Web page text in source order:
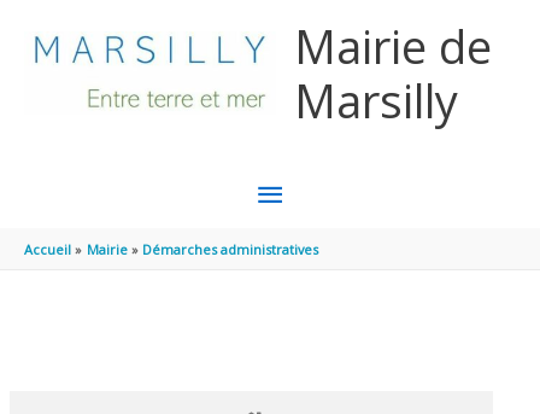
Mairie de
Marsilly
MENU
PRINCIPAL
Accueil Mairie Démarches administratives